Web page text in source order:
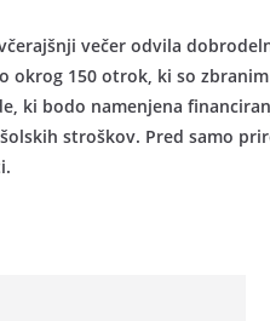
večer odvila
okrog 150 otrok, ki so
ki bodo namenjena
stroškov. Pred samo